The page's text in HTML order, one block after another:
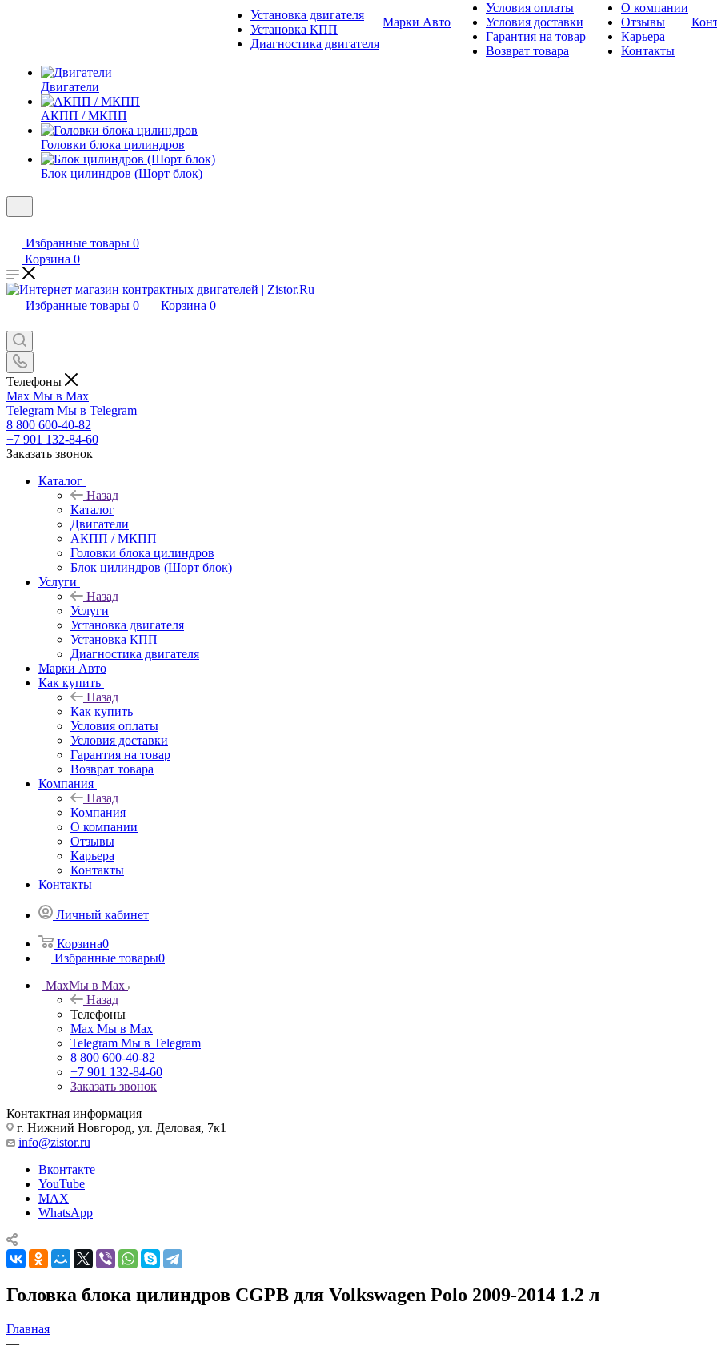
Двигатели
АКПП / МКПП
Головки блока цилиндров
Блок цилиндров (Шорт блок)
Установка двигателя
Установка КПП
Диагностика двигателя
Марки Авто
Условия оплаты
Условия доставки
Гарантия на товар
Возврат товара
О компании
Отзывы
Карьера
Контакты
Избранные товары 0
Корзина 0
Избранные товары 0 Корзина 0
Телефоны
Max Мы в Max
Telegram Мы в Telegram
8 800 600-40-82
+7 901 132-84-60
Заказать звонок
Каталог
Назад
Каталог
Двигатели
АКПП / МКПП
Головки блока цилиндров
Блок цилиндров (Шорт блок)
Услуги
Назад
Услуги
Установка двигателя
Установка КПП
Диагностика двигателя
Марки Авто
Как купить
Назад
Как купить
Условия оплаты
Условия доставки
Гарантия на товар
Возврат товара
Компания
Назад
Компания
О компании
Отзывы
Карьера
Контакты
Контакты
Личный кабинет
Корзина0
Избранные товары0
MaxМы в Max
Назад
Телефоны
Max Мы в Max
Telegram Мы в Telegram
8 800 600-40-82
+7 901 132-84-60
Заказать звонок
Контактная информация
г. Нижний Новгород, ул. Деловая, 7к1
info@zistor.ru
Вконтакте
YouTube
MAX
WhatsApp
Головка блока цилиндров CGPB для Volkswagen Polo 2009-2014 1.2 л
Главная
—